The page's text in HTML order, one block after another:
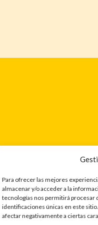
Para ofrecer las mejores
almacenar y/o acceder a la
tecnologías nos permitirá procesar
identificaciones únicas en este
afectar negativamente a ciertas
DE PRIVACIDAD